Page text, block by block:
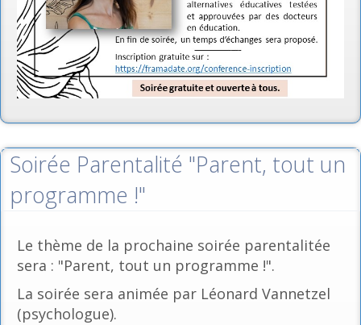
Soirée Parentalité "Parent, tout un
programme !"
Le thème de la prochaine soirée parentalitée
sera : "Parent, tout un programme !".
La soirée sera animée par Léonard Vannetzel
(psychologue).